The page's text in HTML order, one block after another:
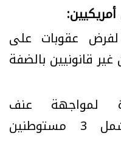
لفرض عقوبات على
قانونيين بالضفة
لمواجهة عنف
المستوطنين ستشمل 3 مستوطنين